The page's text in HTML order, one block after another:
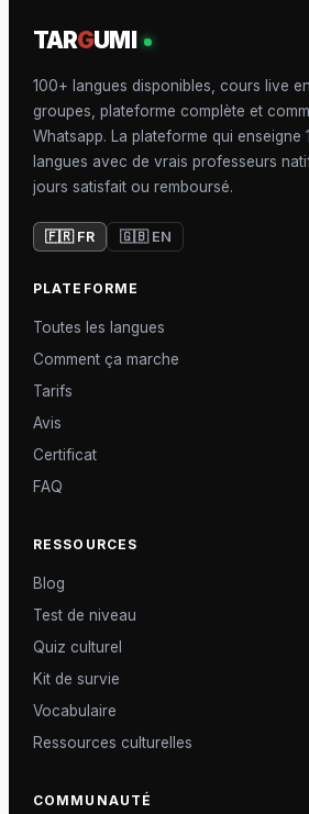
TARGUMI
100+ langues disponibles, cours live
groupes, plateforme complète et
Whatsapp. La plateforme qui enseigne
langues avec de vrais professeurs
jours satisfait ou remboursé.
🇫🇷 FR 🇬🇧 EN
PLATEFORME
Toutes les langues
Comment ça marche
Tarifs
Avis
Certificat
FAQ
RESSOURCES
Blog
Test de niveau
Quiz culturel
Kit de survie
Vocabulaire
Ressources culturelles
COMMUNAUTÉ